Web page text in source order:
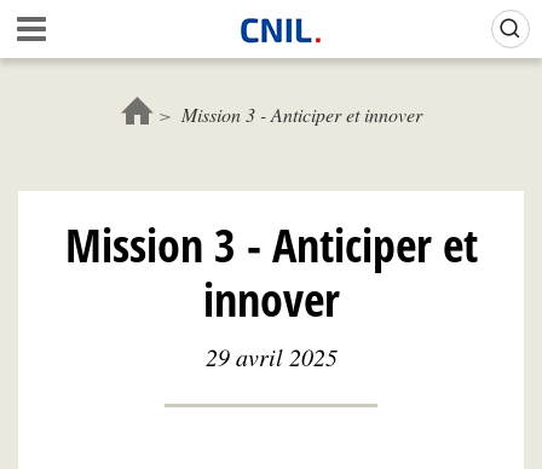
Aller
au
contenu
c
u
l
C
N
Mission 3 - Anticiper et innover
Mission 3 - Anticiper et
innover
29 avril 2025
Gestion de vos préférences sur les cookies (témoins de connexion)